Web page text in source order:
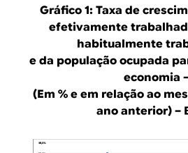
Gráfico 1: Taxa de
efetivamente
habitualmente
e da população ocupada
economia
(Em % e em relação ao
ano anterior) –